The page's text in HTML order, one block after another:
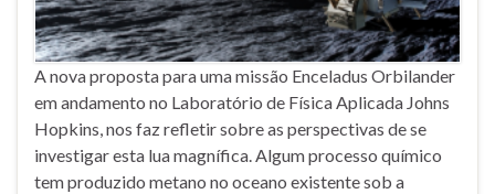
A nova proposta para uma missão Enceladus Orbilander
em andamento no Laboratório de Física Aplicada Johns
Hopkins, nos faz refletir sobre as perspectivas de se
investigar esta lua magnífica. Algum processo químico
tem produzido metano no oceano existente sob a